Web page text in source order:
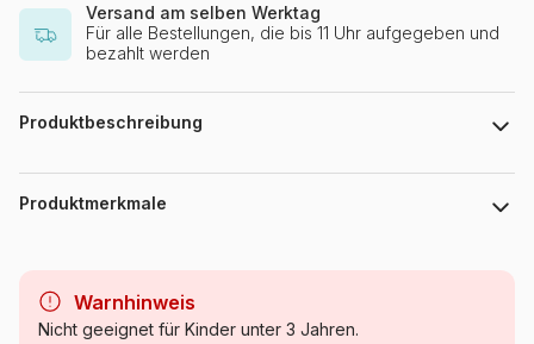
Versand am selben Werktag
Für alle Bestellungen, die bis 11 Uhr aufgegeben und
bezahlt werden
Produktbeschreibung
P D Moreno
Produktmerkmale
Kategorie Puzzle - Cottages und Chalets
Warnhinweis
Nicht geeignet für Kinder unter 3 Jahren.